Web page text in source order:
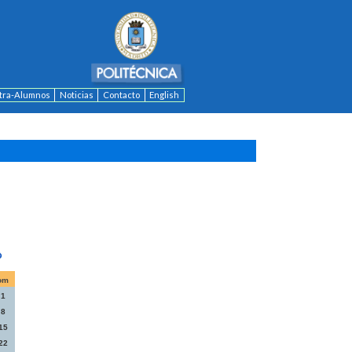
Alumnos Noticias Contacto English
1
8